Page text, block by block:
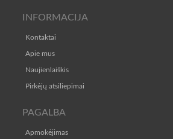
INFORMACIJA
Kontaktai
Apie mus
Naujienlaiškis
Pirkėjų atsiliepimai
PAGALBA
Apmokėjimas